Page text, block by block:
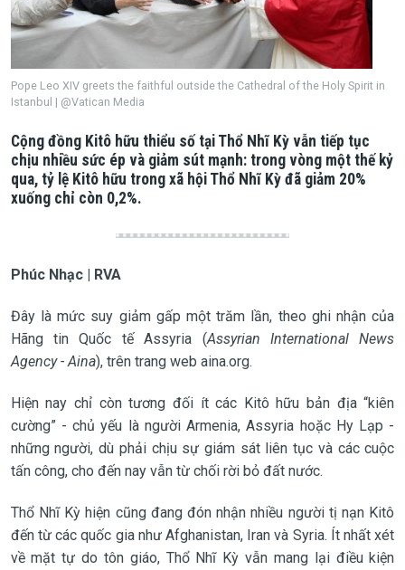
Pope Leo XIV greets the faithful outside the Cathedral of the Holy Spirit in
Istanbul | @Vatican Media
Cộng đồng Kitô hữu thiểu số tại Thổ Nhĩ Kỳ vẫn tiếp tục
chịu nhiều sức ép và giảm sút mạnh: trong vòng một thế kỷ
qua, tỷ lệ Kitô hữu trong xã hội Thổ Nhĩ Kỳ đã giảm 20%
xuống chỉ còn 0,2%.
Phúc Nhạc | RVA
Đây là mức suy giảm gấp một trăm lần, theo ghi nhận của
Hãng tin Quốc tế Assyria (Assyrian International News
Agency - Aina), trên trang web aina.org.
Hiện nay chỉ còn tương đối ít các Kitô hữu bản địa “kiên
cường” - chủ yếu là người Armenia, Assyria hoặc Hy Lạp -
những người, dù phải chịu sự giám sát liên tục và các cuộc
tấn công, cho đến nay vẫn từ chối rời bỏ đất nước.
Thổ Nhĩ Kỳ hiện cũng đang đón nhận nhiều người tị nạn Kitô
đến từ các quốc gia như Afghanistan, Iran và Syria. Ít nhất xét
về mặt tự do tôn giáo, Thổ Nhĩ Kỳ vẫn mang lại điều kiện